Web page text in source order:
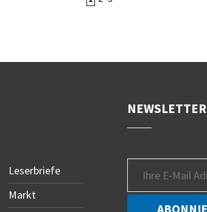
Leserbriefe
Markt
NEWSLETTER